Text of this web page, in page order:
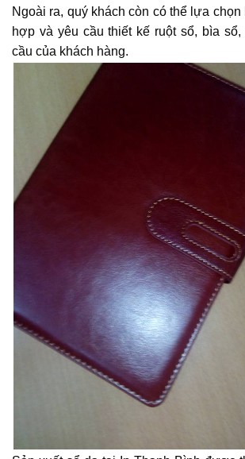
Ngoài ra, quý khách còn có thể lựa
hợp và yêu cầu thiết kế ruột sổ, bìa
cầu của khách hàng.